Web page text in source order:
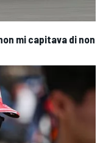
mi capitava di non